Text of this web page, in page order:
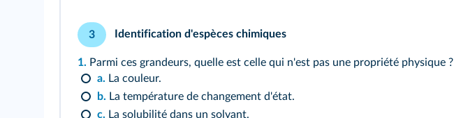
3 Identification d'espèces chimiques
1. Parmi ces grandeurs, quelle est celle qui n'est pas une propriété physique ?
a. La couleur.
b. La température de changement d'état.
c. La solubilité dans un solvant.